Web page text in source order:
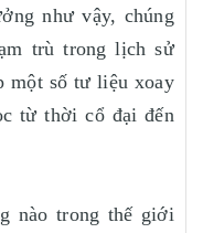
như vậy, chúng
trù trong lịch sử
một số tư liệu xoay
từ thời cổ đại đến
nào trong thế giới